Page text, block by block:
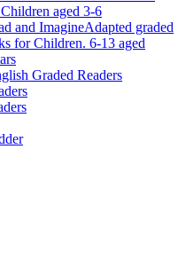
aged 3-6
and ImagineAdapted graded
for Children. 6-13 aged
Graded Readers